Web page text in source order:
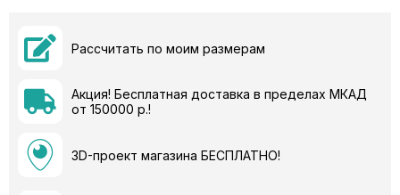
Рассчитать по моим размерам
Акция! Бесплатная доставка в пределах МКАД
от 150000 р.!
3D-проект магазина БЕСПЛАТНО!